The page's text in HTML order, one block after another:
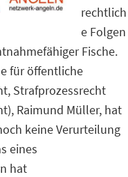
rechtlich
e Folgen
Fische.
für öffentliche
Strafprozessrecht
Raimund Müller, hat
keine Verurteilung
eines
hat